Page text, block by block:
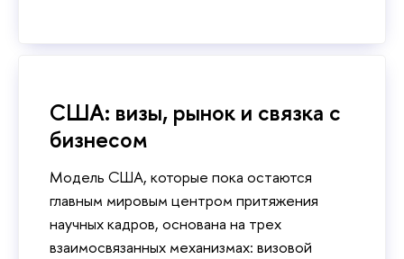
США: визы, рынок и связка с
бизнесом
Модель США, которые пока остаются
главным мировым центром притяжения
научных кадров, основана на трех
взаимосвязанных механизмах: визовой